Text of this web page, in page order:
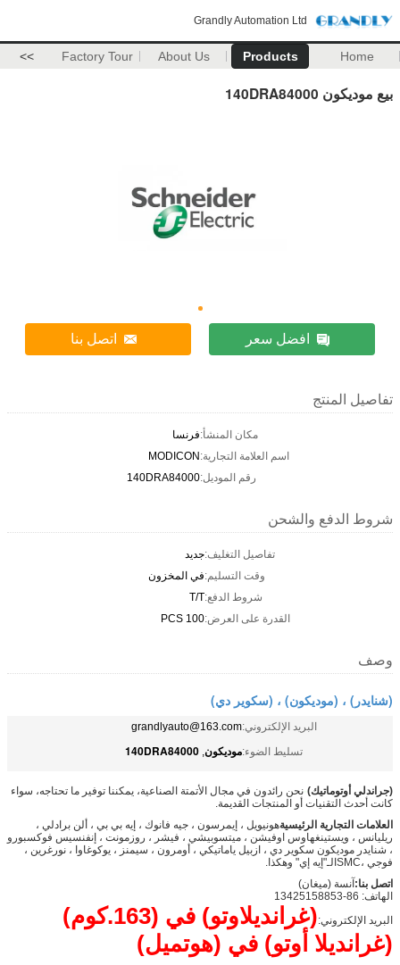
Grandly Automation Ltd
Home
Products
About Us
Factory Tour
>>
بيع موديكون 140DRA84000
افضل سعر اتصل بنا
تفاصيل المنتج
مكان المنشأ:فرنسا
اسم العلامة التجارية:MODICON
رقم الموديل:140DRA84000
شروط الدفع والشحن
تفاصيل التغليف:جديد
وقت التسليم:في المخزون
شروط الدفع:T/T
القدرة على العرض:100 PCS
وصف
(شنايدر) ، (موديكون) ، (سكوير دي)
البريد الإلكتروني:grandlyauto@163.com
تسليط الضوء:موديكون,
140DRA84000
(جراندلي أوتوماتيك) نحن رائدون في مجال الأتمتة الصناعية، يمكننا توفير ما تحتاجه، سواء
كانت أحدث التقنيات أو المنتجات القديمة.
العلامات التجارية الرئيسيةهونيويل ، إيمرسون ، جيه فانوك ، إيه بي بي ، ألن برادلي ،
ريليانس ، ويستينغهاوس اوفيشن ، ميتسوبيشي ، فيشر ، روزمونت ، إنفنسيس فوكسبورو
، شنايدر موديكون سكوير دي ، ازبيل ياماتيكي ، أومرون ، سيمنز ، يوكوغاوا ، نورغرين ،
فوجي ،SMCالـ"إيه إي" وهكذا.
اتصل بنا:آنسة (ميغان)
الهاتف: 86-13425158853
البريد الإلكتروني:(غرانديلاوتو) في (163.كوم)
(غرانديلا أوتو) في (هوتميل)